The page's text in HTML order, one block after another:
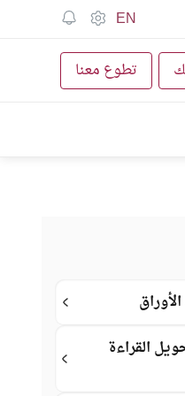
EN
تطوع معنا
القراءة